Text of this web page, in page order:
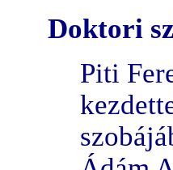
Doktori
Piti